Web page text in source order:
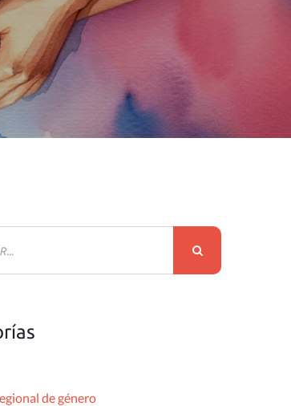
de género